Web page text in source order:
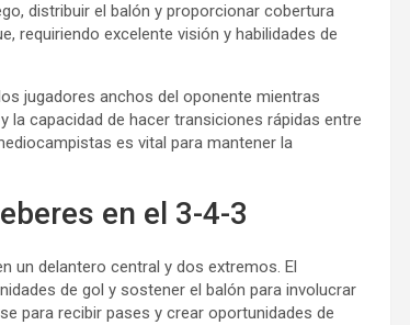
distribuir el balón y proporcionar cobertura
requiriendo excelente visión y habilidades de
jugadores anchos del oponente mientras
la capacidad de hacer transiciones rápidas entre
es vital para mantener la
en el 3-4-3
un delantero central y dos extremos. El
de gol y sostener el balón para involucrar
para recibir pases y crear oportunidades de